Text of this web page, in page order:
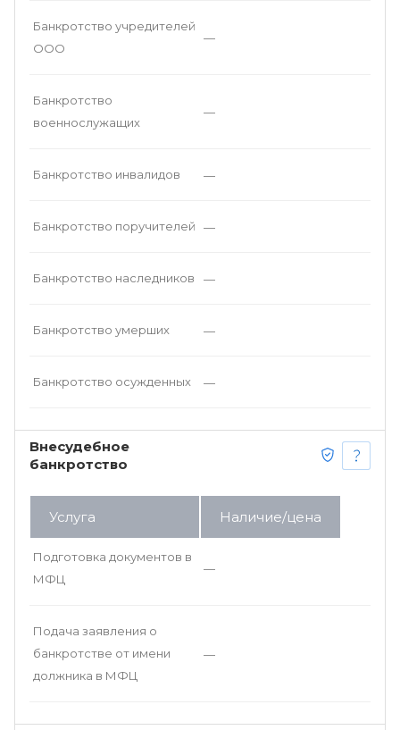
Банкротство учредителей
ООО
—
Банкротство
военнослужащих
—
Банкротство инвалидов —
Банкротство поручителей —
Банкротство наследников —
Банкротство умерших —
Банкротство осужденных —
Внесудебное
банкротство
Услуга Наличие/цена
Подготовка документов в
МФЦ
—
Подача заявления о
банкротстве от имени
должника в МФЦ
—